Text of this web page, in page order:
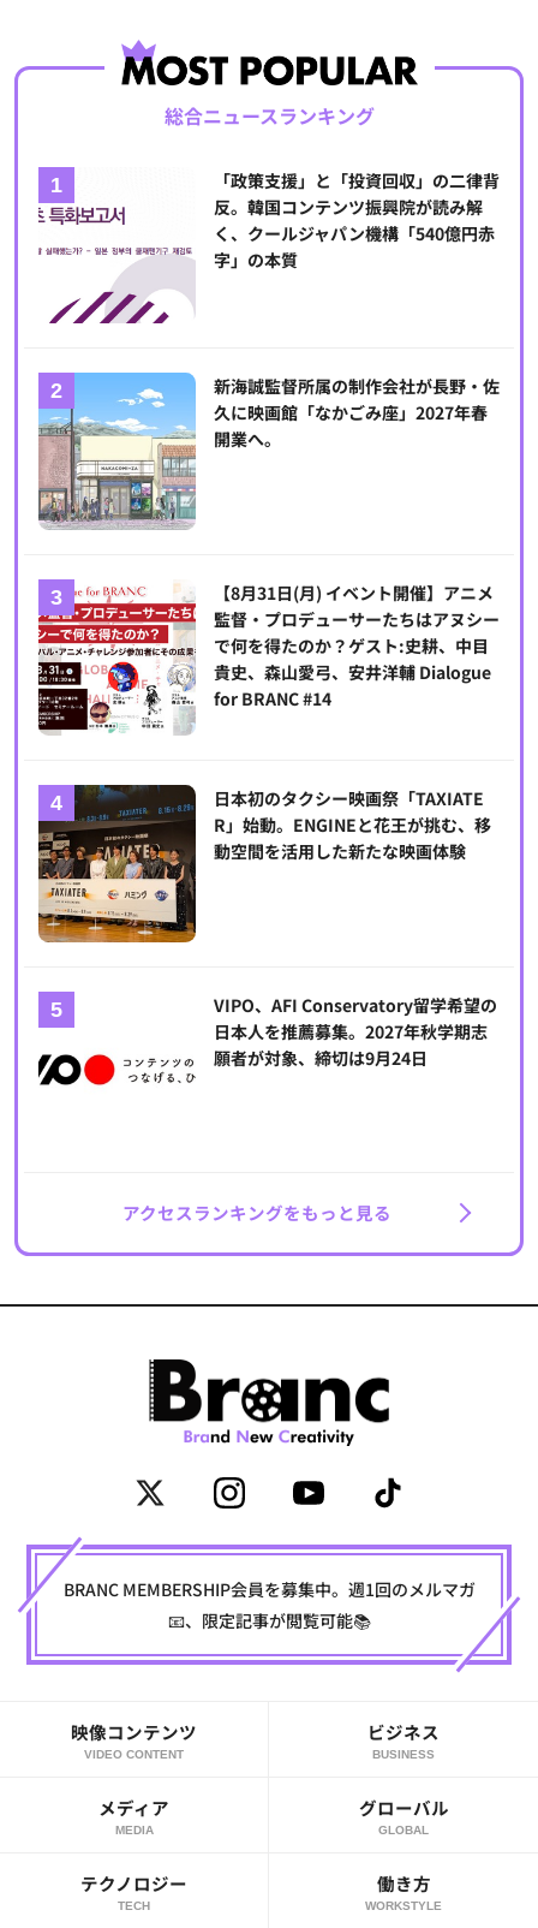
総合ニュースランキング
「政策支援」と「投資回収」の二律背
反。韓国コンテンツ振興院が読み解
く、クールジャパン機構「540億円赤
字」の本質
新海誠監督所属の制作会社が長野・佐
久に映画館「なかごみ座」2027年春
開業へ。
【8月31日(月) イベント開催】アニメ
監督・プロデューサーたちはアヌシー
で何を得たのか？ゲスト:史耕、中目
貴史、森山愛弓、安井洋輔 Dialogue
for BRANC #14
日本初のタクシー映画祭「TAXIATE
R」始動。ENGINEと花王が挑む、移
動空間を活用した新たな映画体験
VIPO、AFI Conservatory留学希望の
日本人を推薦募集。2027年秋学期志
願者が対象、締切は9月24日
アクセスランキングをもっと見る
BRANC MEMBERSHIP会員を募集中。週1回のメルマガ
📧、限定記事が閲覧可能📚
映像コンテンツ
VIDEO CONTENT
ビジネス
BUSINESS
メディア
MEDIA
グローバル
GLOBAL
テクノロジー
TECH
働き方
WORKSTYLE